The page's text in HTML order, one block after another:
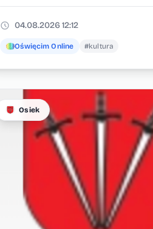
04.08.2026 12:12
Oświęcim Online #kultura
Osiek